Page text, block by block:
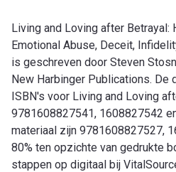
Living and Loving after Betrayal:
Emotional Abuse, Deceit,
is geschreven door Steven
New Harbinger Publications. De
ISBN's voor Living and Loving
9781608827541, 1608827542
materiaal zijn 9781608827527,
80% ten opzichte van gedrukte
stappen op digitaal bij